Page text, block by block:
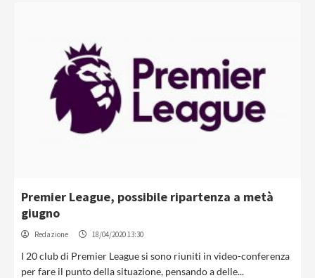
Premier League, possibile ripartenza a metà
giugno
Redazione 18/04/2020 13:30
I 20 club di Premier League si sono riuniti in video-conferenza
per fare il punto della situazione, pensando a delle...